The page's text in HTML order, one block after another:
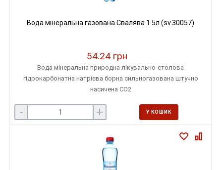
Вода мінеральна газована Свалява 1.5л (sv.30057)
54.24 грн
Вода мінеральна природна лікувально-столова
гідрокарбонатна натрієва борна сильногазована штучно
насичена СО2
- + У КОШИК